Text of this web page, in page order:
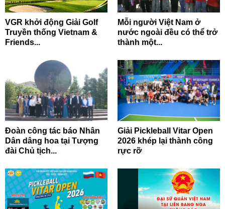
VGR khởi động Giải Golf
Truyền thống Vietnam &
Friends...
Mỗi người Việt Nam ở
nước ngoài đều có thể trở
thành một...
Đoàn công tác báo Nhân
Dân dâng hoa tại Tượng
đài Chủ tịch...
Giải Pickleball Vitar Open
2026 khép lại thành công
rực rỡ